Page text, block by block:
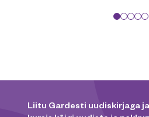
Liitu Gardesti uudiskirjaga